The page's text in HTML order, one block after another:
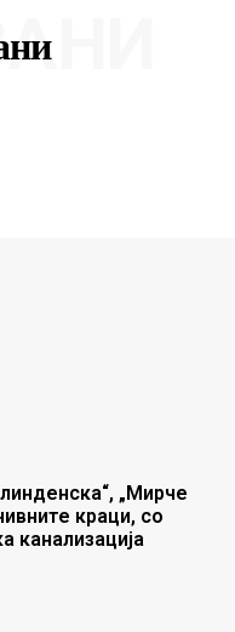
„Мирче
краци, со
канализација